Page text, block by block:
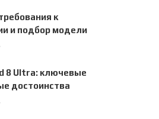
к
и подбор модели
8 Ultra: ключевые
достоинства